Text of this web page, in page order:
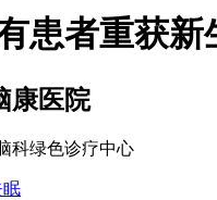
患者重获新
康医院
科绿色诊疗中心
眠